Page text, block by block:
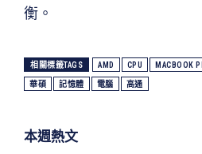
衡。
相關標籤TAGS AMD CPU MACBOOK
華碩 記憶體 電腦 高通
本週熱文